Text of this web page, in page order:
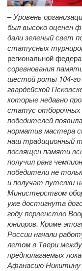
–Уровень
был высоко оценен
дали зеленый свет
статусных
региональной
соревнования
шестой роты 104-го
гвардейской
которые недавно
статус отборочных
победителей
норматив мастера
наш традиционный
посвящен памяти
получил ранг
победители не
и получат путевки
Министерством
уже достигнута
году первенство
юниоров. Кроме
России начали
летом в Твери
предполагаемых
Афанасию Никитину